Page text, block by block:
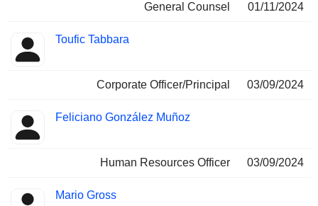
General Counsel
01/11/2024
Toufic Tabbara
Corporate Officer/Principal 03/09/2024
Feliciano González Muñoz
Human Resources Officer 03/09/2024
Mario Gross